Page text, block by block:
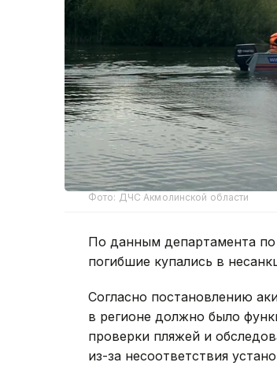
Фото: ДЧС Акмолинской области
По данным департамента
погибшие купались в
Согласно постановлению
в регионе должно было
проверки пляжей и
из-за несоответствия